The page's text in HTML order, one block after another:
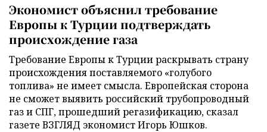
Экономист объяснил требование
Европы к Турции подтверждать
происхождение газа
Требование Европы к Турции раскрывать страну
происхождения поставляемого «голубого
топлива» не имеет смысла. Европейская сторона
не сможет выявить российский трубопроводный
газ и СПГ, прошедший регазификацию, сказал
газете ВЗГЛЯД экономист Игорь Юшков.